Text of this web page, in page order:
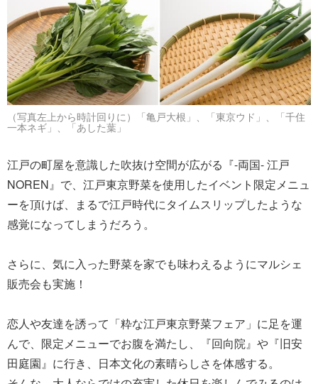
（写真左上から時計回りに）「亀戸大根」、「東京ウド」、「千住
一本ネギ」、「あした葉」
江戸の町屋を意識した吹抜け空間が広がる『-両国- 江戸
NOREN』で、江戸東京野菜を使用したイベント限定メニュ
ーを頂けば、まるで江戸時代にタイムスリップしたような
感覚になってしまうだろう。
さらに、気に入った野菜を家でも味わえるようにマルシェ
販売会も実施！
恋人や友達を誘って「粋な江戸東京野菜フェア」に足を運
んで、限定メニューでお腹を満たし、『回向院』や『旧安
田庭園』に行き、日本文化の素晴らしさを体感する。